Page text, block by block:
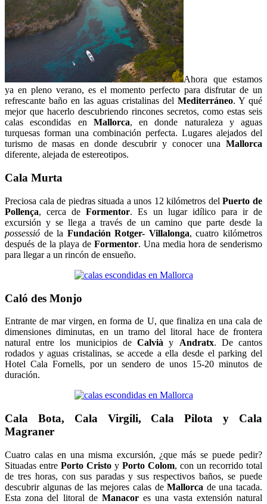
Ahora que estamos
ya en pleno verano, es el momento perfecto para disfrutar de un
refrescante baño en las aguas cristalinas del Mediterráneo. Y qué
mejor que hacerlo descubriendo rincones secretos, como estas seis
calas escondidas en Mallorca, en donde naturaleza y aguas
turquesas forman una combinación perfecta. Lugares alejados del
turismo de masas en donde descubrir y conocer una Mallorca
diferente, alejada de estereotipos.
Cala Murta
Preciosa cala de piedras situada a unos 12 kilómetros delPuerto de
Pollença, cerca deFormentor. Es un lugar idílico para ir de
excursión y se llega a través de un camino que parte desde la
possessió de la Fundación Rotger- Villalonga, cuatro kilómetros
después de la playa de Formentor. Una media hora de senderismo
para llegar a un rincón de ensueño.
Caló des Monjo
Entrante de mar virgen, en forma de U, que finaliza en una cala de
dimensiones diminutas, en un tramo del litoral hace de frontera
natural entre los municipios deCalvià y Andratx. De cantos
rodados y aguas cristalinas, se accede a ella desde el parking del
Hotel Cala Fornells, por un sendero de unos 15-20 minutos de
duración.
Cala Bota, Cala Virgili, Cala Pilota y Cala
Magraner
Cuatro calas en una misma excursión, ¿que más se puede pedir?
Situadas entre Porto Cristo y Porto Colom, con un recorrido total
de tres horas, con sus paradas y sus respectivos baños, se puede
descubrir algunas de las mejores calas deMallorca de una tacada.
Esta zona del litoral de Manacor es una vasta extensión natural